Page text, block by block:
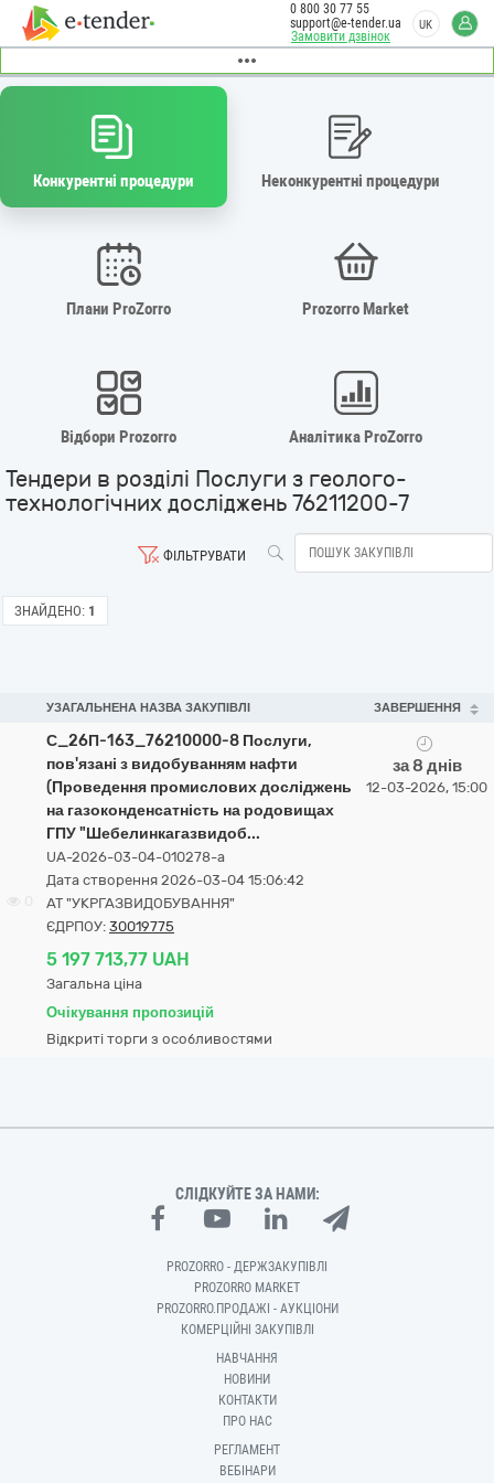
Замовити дзвінок
0 800 30 77 55
support@e-tender.ua
UK
Конкурентні процедури Неконкурентні процедури
Плани ProZorro Prozorro Market
Відбори Prozorro Аналітика ProZorro
Тендери в розділі Послуги з геолого-
технологічних досліджень 76211200-7
ФІЛЬТРУВАТИ
ЗНАЙДЕНО: 1
УЗАГАЛЬНЕНА НАЗВА ЗАКУПІВЛІ ЗАВЕРШЕННЯ
С_26П-163_76210000-8 Послуги,
пов'язані з видобуванням нафти
(Проведення промислових досліджень
на газоконденсатність на родовищах
ГПУ "Шебелинкагазвидоб...
UA-2026-03-04-010278-a
Дата створення 2026-03-04 15:06:42
АТ "УКРГАЗВИДОБУВАННЯ"
ЄДРПОУ: 30019775
5 197 713,77 UAH
Загальна ціна
Очікування пропозицій
Відкриті торги з особливостями
за 8 днів
12-03-2026, 15:00
СЛІДКУЙТЕ ЗА НАМИ:
PROZORRO - ДЕРЖЗАКУПІВЛІ
PROZORRO MARKET
PROZORRO.ПРОДАЖІ - АУКЦІОНИ
КОМЕРЦІЙНІ ЗАКУПІВЛІ
НАВЧАННЯ
НОВИНИ
КОНТАКТИ
ПРО НАС
РЕГЛАМЕНТ
ВЕБІНАРИ